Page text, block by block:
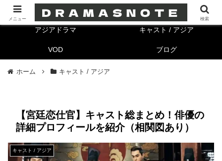
海外ドラマ キャスト/海外
アジアドラマ キャスト / アジア
VOD ブログ
ホーム キャスト / アジア
【宮廷恋仕官】キャスト総まとめ！俳優の
詳細プロフィールを紹介（相関図あり）
キャスト / アジア
メニュー 検索